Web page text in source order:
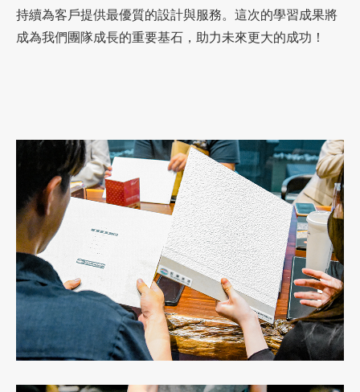
持續為客戶提供最優質的設計與服務。這次的學習成果將
成為我們團隊成長的重要基石，助力未來更大的成功！